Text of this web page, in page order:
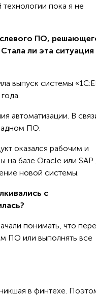
пока я не
ПО,
ли эта ситуация
выпуск системы
автоматизации. В
ПО.
оказался рабочим и
на базе Oracle или SAP
новой системы.
с
понимать, что
ПО или выполнять все
в финтехе.